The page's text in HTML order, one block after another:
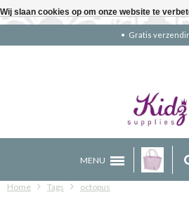
Gratis verzending
MENU
Home Tags octopus
Wij slaan cookies op om onze website te